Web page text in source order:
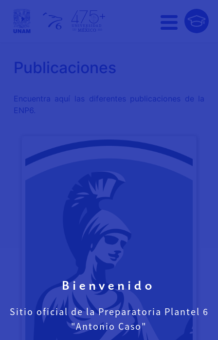
Publicaciones
Encuentra aquí las diferentes publicaciones de la
ENP6.
Bienvenido
Sitio oficial de la Preparatoria Plantel 6
"Antonio Caso"